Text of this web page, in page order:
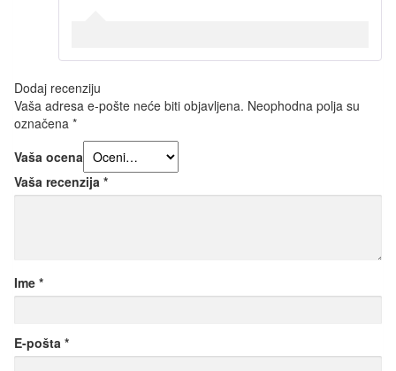
Dodaj recenziju
Vaša adresa e-pošte neće biti objavljena. Neophodna polja su
označena *
Vaša ocena
Vaša recenzija *
Ime *
E-pošta *